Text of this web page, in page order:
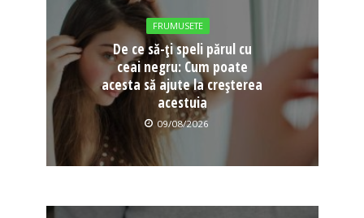
FRUMUSETE
De ce să-ți speli părul cu
ceai negru: Cum poate
acesta să ajute la creșterea
acestuia
09/08/2026